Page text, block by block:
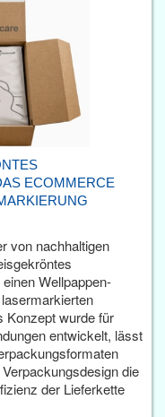
ECOMMERCE
von nachhaltigen
Wellpappen-
Konzept wurde für
entwickelt, lässt
die
der Lieferkette